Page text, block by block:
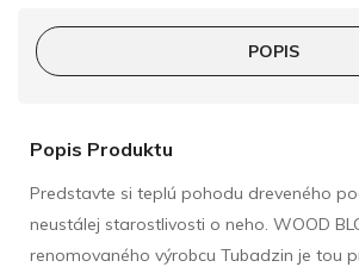
POPIS
Popis Produktu
Predstavte si teplú pohodu dreveného
neustálej starostlivosti o neho. WOOD
renomovaného výrobcu Tubadzin je tou